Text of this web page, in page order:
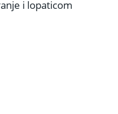
i lopaticom